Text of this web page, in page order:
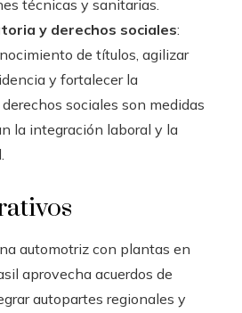
técnicas y sanitarias.
y derechos sociales:
de títulos, agilizar
y fortalecer la
sociales son medidas
la integración laboral y la
automotriz con plantas en
aprovecha acuerdos de
autopartes regionales y